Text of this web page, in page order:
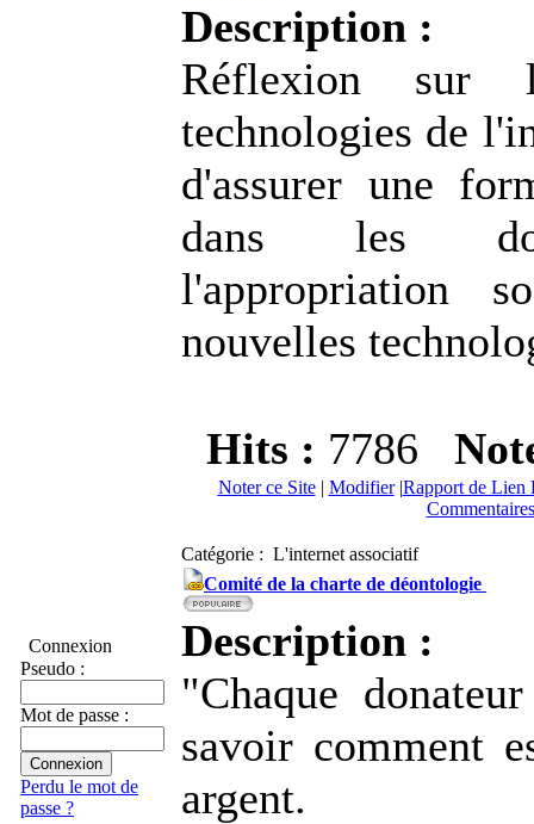
Connexion
Pseudo :
Mot de passe :
Perdu le mot de
passe ?
Description :
Réflexion sur
technologies de
d'assurer une
dans les
l'appropriation
nouvelles
Hits : 7786
Noter ce Site| Modifier|Rapport de Lien
Catégorie : L'internet associatif
Comité de la charte de déontologie
Description :
"Chaque
savoir comment
argent.